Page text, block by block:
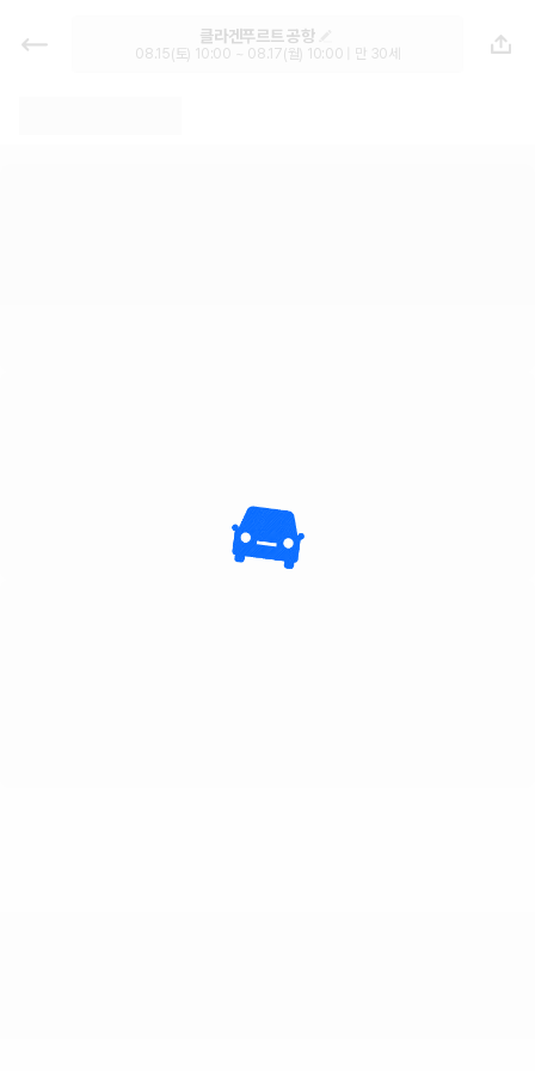
클라겐푸르트 공항 렌트카 - 클라겐
푸르트 렌터카 가격비교, 한국어 지원
클라겐푸르트 공항
08.15(토) 10:00 ~ 08.17(월) 10:00 | 만 30세